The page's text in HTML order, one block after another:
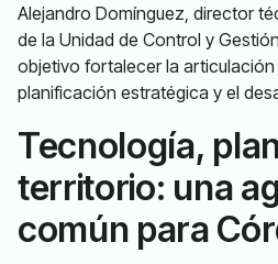
Alejandro Domínguez, director
de la Unidad de Control y
objetivo fortalecer la
planificación estratégica y el
Tecnología,
territorio: una
común para